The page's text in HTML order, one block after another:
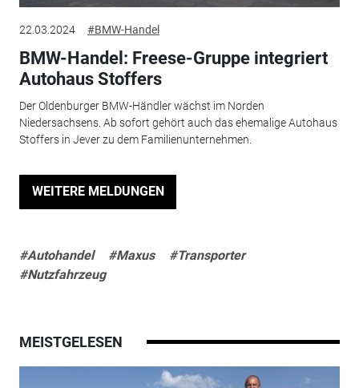
22.03.2024 #BMW-Handel
BMW-Handel: Freese-Gruppe integriert
Autohaus Stoffers
Der Oldenburger BMW-Händler wächst im Norden
Niedersachsens. Ab sofort gehört auch das ehemalige Autohaus
Stoffers in Jever zu dem Familienunternehmen.
WEITERE MELDUNGEN
#Autohandel #Maxus
#Transporter
#Nutzfahrzeug
MEISTGELESEN